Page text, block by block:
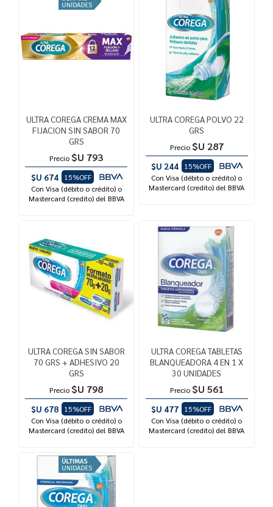
ULTRA COREGA CREMA MAX
FIJACION SIN SABOR 70
GRS
Precio $U 793
$U 674
15%OFF
Con Visa (débito o crédito) o
Mastercard (credito) del BBVA
ULTRA COREGA POLVO 22
GRS
Precio $U 287
$U 244
15%OFF
Con Visa (débito o crédito) o
Mastercard (credito) del BBVA
ULTRA COREGA SIN SABOR
70 GRS + ADHESIVO 20
GRS
Precio $U 798
$U 678
15%OFF
Con Visa (débito o crédito) o
Mastercard (credito) del BBVA
ULTRA COREGA TABLETAS
BLANQUEADORA 4 EN 1 X
30 UNIDADES
Precio $U 561
$U 477
15%OFF
Con Visa (débito o crédito) o
Mastercard (credito) del BBVA